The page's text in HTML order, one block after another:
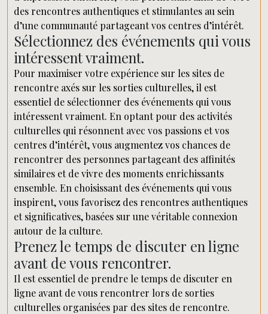
des rencontres authentiques et stimulantes au sein
d’une communauté partageant vos centres d’intérêt.
Sélectionnez des événements qui vous
intéressent vraiment.
Pour maximiser votre expérience sur les sites de
rencontre axés sur les sorties culturelles, il est
essentiel de sélectionner des événements qui vous
intéressent vraiment. En optant pour des activités
culturelles qui résonnent avec vos passions et vos
centres d’intérêt, vous augmentez vos chances de
rencontrer des personnes partageant des affinités
similaires et de vivre des moments enrichissants
ensemble. En choisissant des événements qui vous
inspirent, vous favorisez des rencontres authentiques
et significatives, basées sur une véritable connexion
autour de la culture.
Prenez le temps de discuter en ligne
avant de vous rencontrer.
Il est essentiel de prendre le temps de discuter en
ligne avant de vous rencontrer lors de sorties
culturelles organisées par des sites de rencontre.